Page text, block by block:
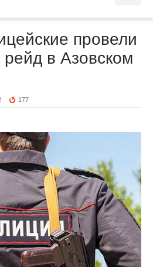
провели
в Азовском
177